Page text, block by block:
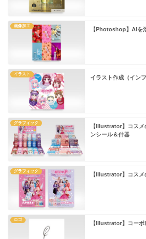
画像加工
【Photoshop】AIを
イラスト
イラスト作成（イン
グラフィック
【Illustrator】コス
ンシール＆什器
グラフィック
【Illustrator】コス
ロゴ
【Illustrator】コーポ